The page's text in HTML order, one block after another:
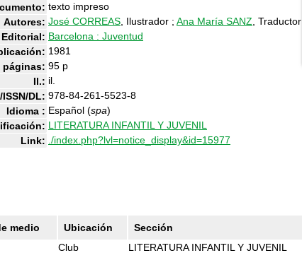
texto impreso
Autores: José CORREAS , Ilustrador ; Ana María SANZ , Traductor
Editorial: Barcelona : Juventud
1981
páginas: 95 p
Il.: il.
ISSN/DL: 978-84-261-5523-8
Idioma : Español (spa)
LITERATURA INFANTIL Y JUVENIL
Link: ./index.php?lvl=notice_display&id=15977
medio Ubicación Sección
Club LITERATURA INFANTIL Y JUVENIL